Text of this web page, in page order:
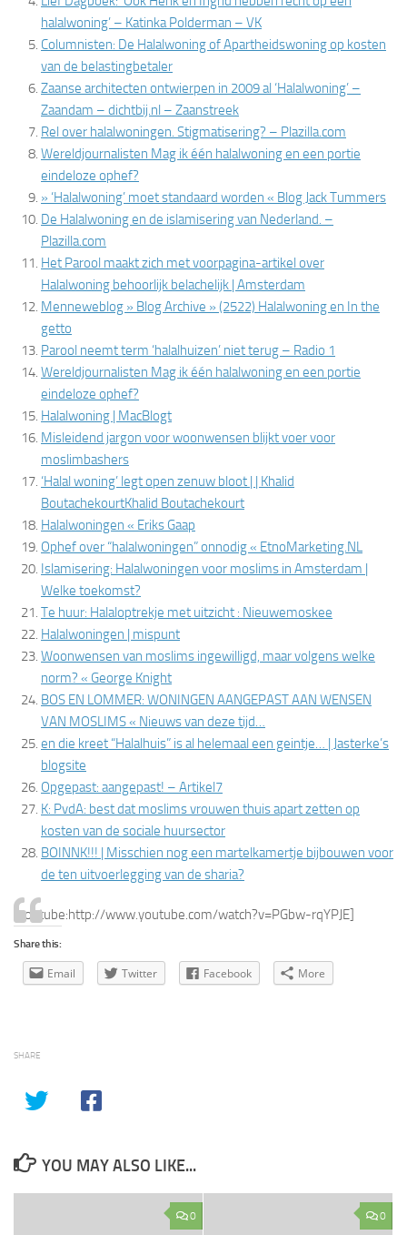
halalwoning’ – Katinka Polderman – VK
Columnisten: De Halalwoning of Apartheidswoning op kosten
van de belastingbetaler
Zaanse architecten ontwierpen in 2009 al ‘Halalwoning’ –
Zaandam – dichtbij.nl – Zaanstreek
Rel over halalwoningen. Stigmatisering? – Plazilla.com
Wereldjournalisten Mag ik één halalwoning en een portie
eindeloze ophef?
» ‘Halalwoning’ moet standaard worden « Blog Jack Tummers
De Halalwoning en de islamisering van Nederland. –
Plazilla.com
Het Parool maakt zich met voorpagina-artikel over
Halalwoning behoorlijk belachelijk | Amsterdam
Menneweblog » Blog Archive » (2522) Halalwoning en In the
getto
Parool neemt term ‘halalhuizen’ niet terug – Radio 1
Wereldjournalisten Mag ik één halalwoning en een portie
eindeloze ophef?
Halalwoning | MacBlogt
Misleidend jargon voor woonwensen blijkt voer voor
moslimbashers
‘Halal woning’ legt open zenuw bloot | | Khalid
BoutachekourtKhalid Boutachekourt
Halalwoningen « Eriks Gaap
Ophef over “halalwoningen” onnodig « EtnoMarketing.NL
Islamisering: Halalwoningen voor moslims in Amsterdam |
Welke toekomst?
Te huur: Halaloptrekje met uitzicht : Nieuwemoskee
Halalwoningen | mispunt
Woonwensen van moslims ingewilligd, maar volgens welke
norm? « George Knight
BOS EN LOMMER: WONINGEN AANGEPAST AAN WENSEN
VAN MOSLIMS « Nieuws van deze tijd…
en die kreet “Halalhuis” is al helemaal een geintje… | Jasterke’s
blogsite
Opgepast: aangepast! – Artikel7
K: PvdA: best dat moslims vrouwen thuis apart zetten op
kosten van de sociale huursector
BOINNK!!! | Misschien nog een martelkamertje bijbouwen voor
de ten uitvoerlegging van de sharia?
[youtube:http://www.youtube.com/watch?v=PGbw-rqYPJE]
Share this:
Email Twitter Facebook More
SHARE
YOU MAY ALSO LIKE...
0 0